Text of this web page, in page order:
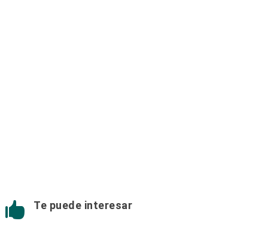
 Te puede interesar